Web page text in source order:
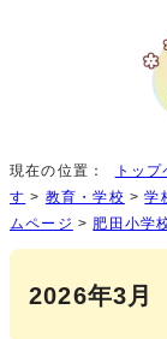
現在の位置： トッ
す > 教育・学校 >学
ムページ > 肥田小学
2026年3月